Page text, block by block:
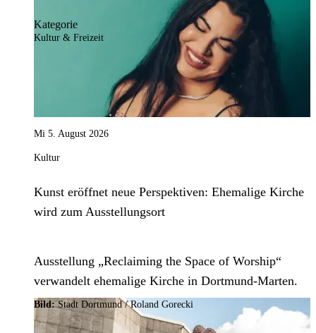
Kategorie
Kultur & Freizeit
Mi 5. August 2026
Kultur
Kunst eröffnet neue Perspektiven: Ehemalige Kirche
wird zum Ausstellungsort
Ausstellung „Reclaiming the Space of Worship“
verwandelt ehemalige Kirche in Dortmund-Marten.
Bild:Stadt Dortmund / Roland Gorecki